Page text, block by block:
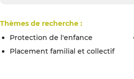
Thèmes de recherche :
Protection de l'enfance
placement familial et collectif